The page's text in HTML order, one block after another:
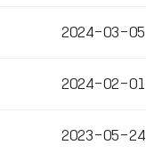
2024-03-05
2024-02-01
2023-05-24